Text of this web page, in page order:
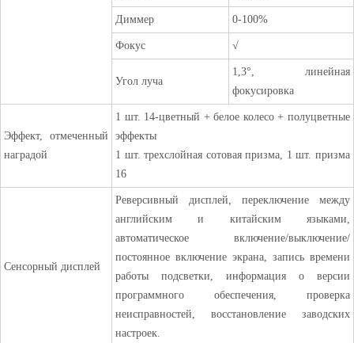
Диммер 0-100%
Фокус √
Угол луча
1,3°, линейная
фокусировка
Эффект, отмеченный
наградой
1 шт. 14-цветный + белое колесо + полуцветные
эффекты
1 шт. трехслойная сотовая призма, 1 шт. призма
16
Сенсорный дисплей
Реверсивный дисплей, переключение между
английским и китайским языками,
автоматическое включение/выключение/
постоянное включение экрана, запись времени
работы подсветки, информация о версии
программного обеспечения, проверка
неисправностей, восстановление заводских
настроек.